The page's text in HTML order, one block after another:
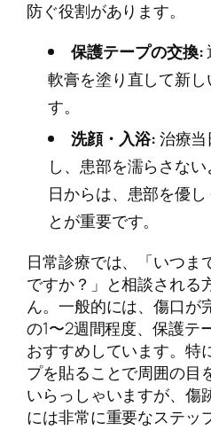
防ぐ役割があります。
保護テープの交換:
軟膏を塗り直して新
す。
洗顔・入浴:治療
し、患部を濡らさな
日からは、患部を優
とが重要です。
日常診療では、「いつま
ですか？」と相談される
ん。一般的には、傷口が
の1〜2週間程度、保護テ
おすすめしています。特
プを貼ることで周囲の目
いらっしゃいますが、傷
には非常に重要なステッ